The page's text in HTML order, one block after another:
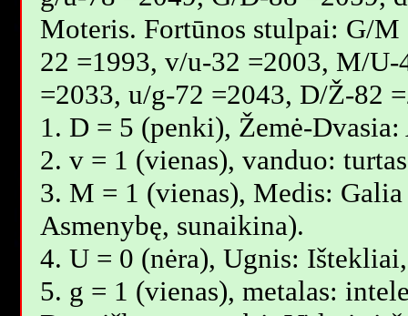
Moteris. Fortūnos stulpai: G/
22 =1993, v/u-32 =2003, M/
=2033, u/g-72 =2043, D/Ž-82
1. D = 5 (penki), Žemė-
2. v = 1 (vienas), vanduo:
3. M = 1 (vienas), Medis:
Asmenybę, sunaikina).
4. U = 0 (nėra), Ugnis:
5. g = 1 (vienas), metalas: